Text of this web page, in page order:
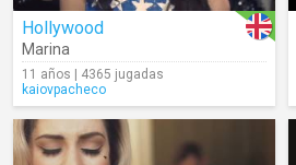
Hollywood
Marina
11 años | 4365 jugadas
kaiovpacheco